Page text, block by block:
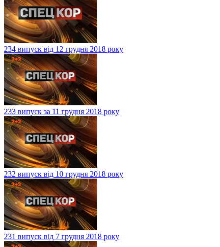
234 випуск від 12 грудня 2018 року
233 випуск за 11 грудня 2018 року
232 випуск від 10 грудня 2018 року
231 випуск від 7 грудня 2018 року